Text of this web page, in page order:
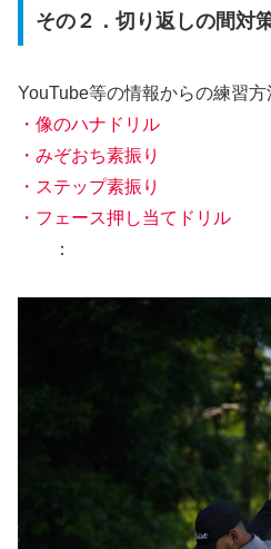
その２．切り返しの間対
YouTube等の情報からの練習
・像のハナドリル
・みぞおち素振り
・ステップ素振り
・フェース押し当てドリル
：